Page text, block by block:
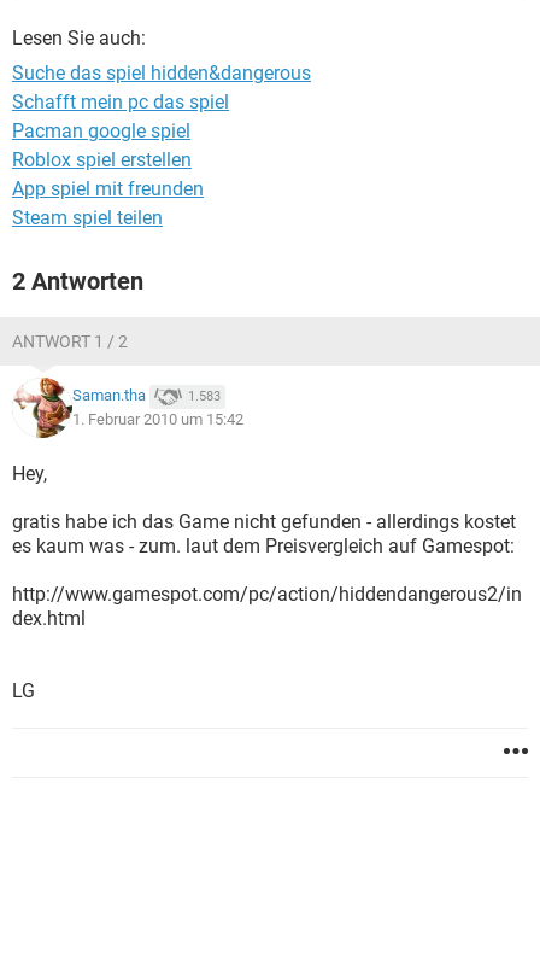
FACEBOOK
Lesen Sie auch:
Suche das spiel hidden&dangerous
Schafft mein pc das spiel
Pacman google spiel
Roblox spiel erstellen
App spiel mit freunden
Steam spiel teilen
2 Antworten
ANTWORT 1 / 2
Saman.tha 1.583
1. Februar 2010 um 15:42
Hey,
gratis habe ich das Game nicht gefunden - allerdings kostet
es kaum was - zum. laut dem Preisvergleich auf Gamespot:
http://www.gamespot.com/pc/action/hiddendangerous2/in
dex.html
LG